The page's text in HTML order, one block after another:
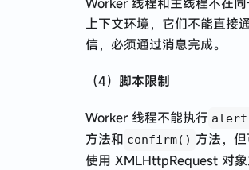
上下文环境，它们不能直接
信，必须通过消息完成。
（4） 脚本限制
Worker 线程不能执行
方法和 confirm() 方法，
使用 XMLHttpRequest 对